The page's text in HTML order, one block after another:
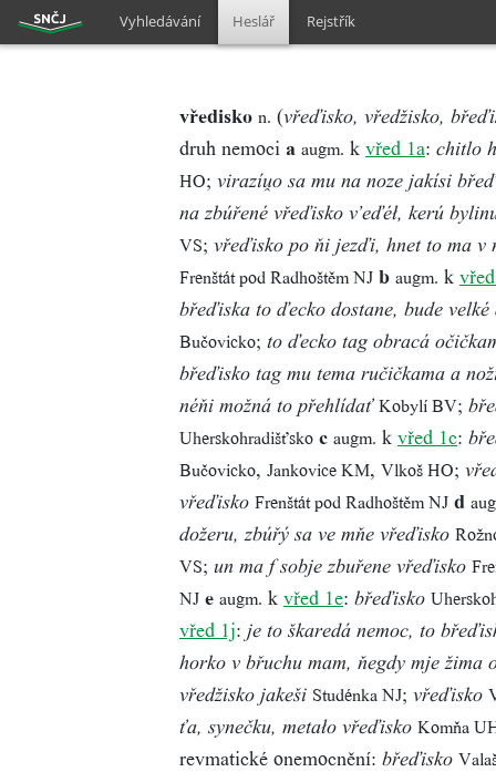
Vyhledávání Heslář Rejstřík
vředisko n. (vřeďisko, vředžisko,
druh nemoci a augm. k vřed 1a: chitlo
HO; virazíu̯o sa mu na noze jakísi
na zbúřené vřeďisko v’eďéł, kerú
VS; vřeďisko po ňi jezďi, hnet to ma v
Frenštát pod Radhoštěm NJ b augm. k
břeďiska to ďecko dostane, bude
Bučovicko; to ďecko tag obracá
břeďisko tag mu tema ručičkama a
néňi možná to přehlídať Kobylí BV;
Uherskohradišťsko c augm. k vřed 1c:
Bučovicko, Jankovice KM, Vlkoš HO;
vřeďisko Frenštát pod Radhoštěm NJ d
dožeru, zbúřý sa ve mňe vřeďisko
VS; un ma f sobje zbuřene vřeďisko
NJ e augm. k vřed 1e: břeďisko
vřed 1j: je to škaredá nemoc, to
horko v břuchu mam, ňegdy mje žima
vředžisko jakeši Studénka NJ; vřeďisko
ťa, synečku, metało vřeďisko Komňa
revmatické onemocnění: břeďisko